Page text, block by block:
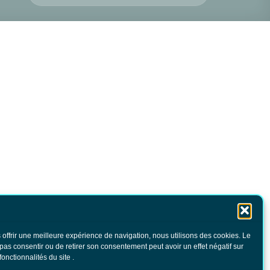
offrir une meilleure expérience de navigation, nous utilisons des cookies. Le
consentir ou de retirer son consentement peut avoir un effet négatif sur
du site .